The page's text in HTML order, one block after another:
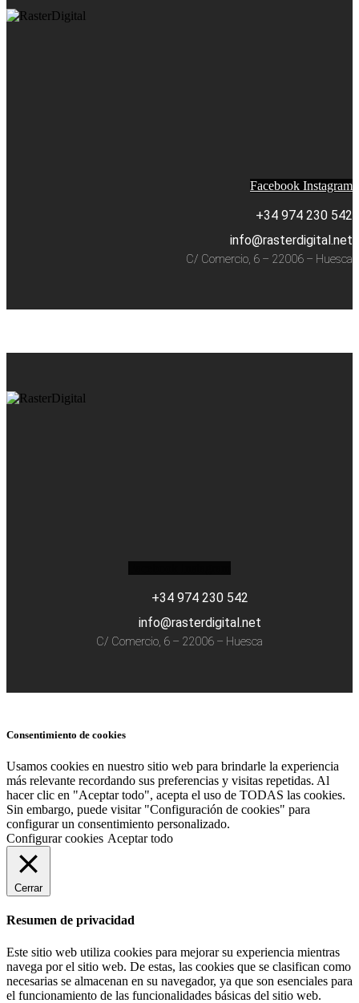
Facebook Instagram
+34 974 230 542
info@rasterdigital.net
C/ Comercio, 6 – 22006 – Huesca
+34 974 230 542
info@rasterdigital.net
C/ Comercio, 6 – 22006 – Huesca
Consentimiento de cookies
Usamos cookies en nuestro sitio web para brindarle la experiencia
más relevante recordando sus preferencias y visitas repetidas. Al
hacer clic en "Aceptar todo", acepta el uso de TODAS las cookies.
Sin embargo, puede visitar "Configuración de cookies" para
configurar un consentimiento personalizado.
Configurar cookies Aceptar todo
Cerrar
Resumen de privacidad
Este sitio web utiliza cookies para mejorar su experiencia mientras
navega por el sitio web. De estas, las cookies que se clasifican como
necesarias se almacenan en su navegador, ya que son esenciales para
el funcionamiento de las funcionalidades básicas del sitio web.